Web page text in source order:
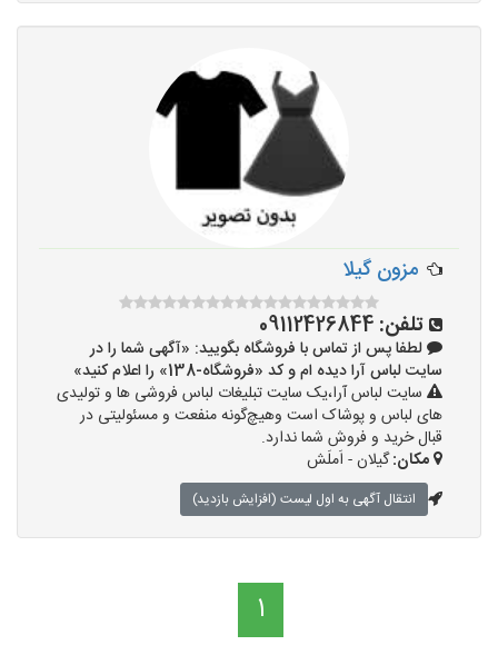
مزون گیلا
تلفن: 09112426844
لطفا پس از تماس با فروشگاه بگویید: «آگهی شما را در
سایت لباس آرا دیده ام و کد «فروشگاه-138» را اعلام کنید»
سایت لباس آرا،یک سایت تبلیغات لباس فروشی ها و تولیدی
های لباس و پوشاک است وهیچ‌گونه منفعت و مسئولیتی در
قبال خرید و فروش شما ندارد.
مکان:گیلان - اَملَش
انتقال آگهی به اول لیست (افزایش بازدید)
1